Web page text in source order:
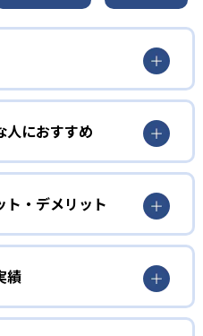
の双方向授業
に開発した性格診断を実施
チでの指導が可能となって
習法は双方向の指導法で、
明してもらう。これによっ
かったつもり」を防ぐこと
にアップできる。さらに毎
人におすすめ
が苦手な人向け
が一方的に解説をして生徒
明した内容を生徒に説明し
かどうかを確認する形で進
ても、うまく質問を言葉に
しまったり、質問したくても
ト・デメリット
トがある？
、高品質なマンツーマン授
手だからこそ蓄積されたノ
高品質な授業を受けられ
績
の合格実績は？